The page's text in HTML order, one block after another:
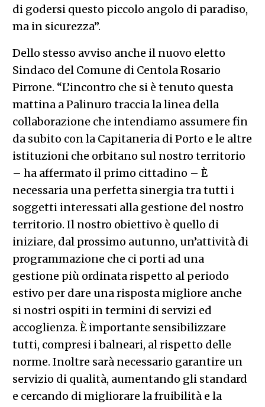
di godersi questo piccolo angolo di paradiso,
ma in sicurezza”.
Dello stesso avviso anche il nuovo eletto
Sindaco del Comune di Centola Rosario
Pirrone. “L’incontro che si è tenuto questa
mattina a Palinuro traccia la linea della
collaborazione che intendiamo assumere fin
da subito con la Capitaneria di Porto e le altre
istituzioni che orbitano sul nostro territorio
– ha affermato il primo cittadino – È
necessaria una perfetta sinergia tra tutti i
soggetti interessati alla gestione del nostro
territorio. Il nostro obiettivo è quello di
iniziare, dal prossimo autunno, un’attività di
programmazione che ci porti ad una
gestione più ordinata rispetto al periodo
estivo per dare una risposta migliore anche
si nostri ospiti in termini di servizi ed
accoglienza. È importante sensibilizzare
tutti, compresi i balneari, al rispetto delle
norme. Inoltre sarà necessario garantire un
servizio di qualità, aumentando gli standard
e cercando di migliorare la fruibilità e la